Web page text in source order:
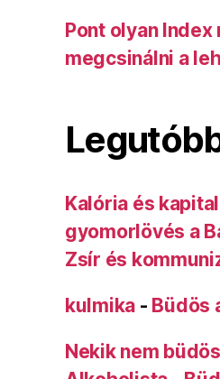
Pont olyan
megcsinálni a
Kalória és
gyomorlövés a
Zsír és
kulmika - Büdös
Nekik nem